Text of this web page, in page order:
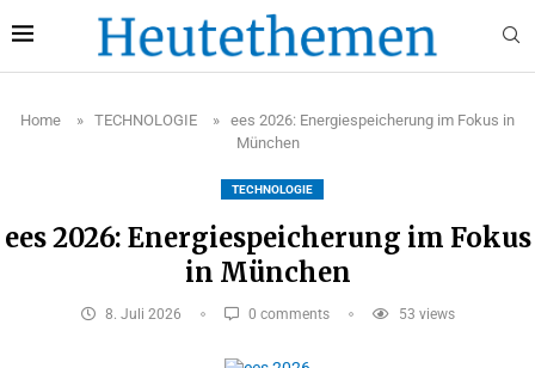
Home » TECHNOLOGIE » ees 2026: Energiespeicherung im Fokus in
München
TECHNOLOGIE
ees 2026: Energiespeicherung im Fokus
in München
8. Juli 2026 0 comments 53 views